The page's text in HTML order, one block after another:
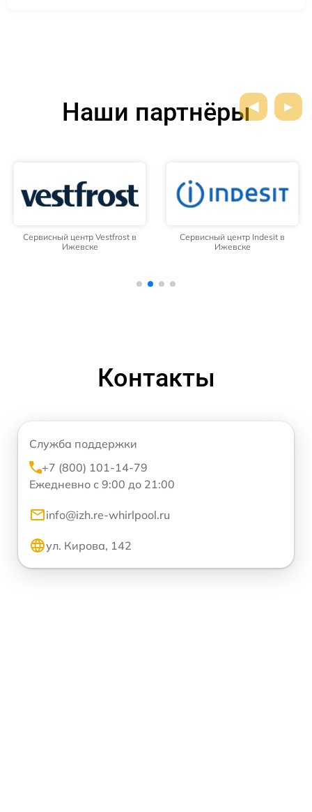
Наши партнёры
Сервисный центр Vestfrost в
Ижевске
Сервисный центр Indesit в
Ижевске
Контакты
Служба поддержки
+7 (800) 101-14-79
Ежедневно с 9:00 до 21:00
info@izh.re-whirlpool.ru
ул. Кирова, 142